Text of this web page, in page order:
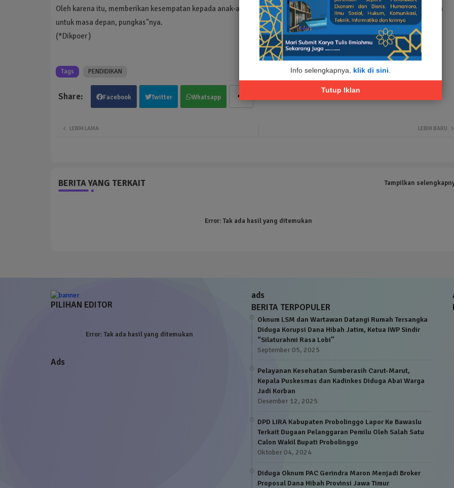
Info selengkapnya, klik di sini.
Tutup Iklan
Oleh karena itu, memberikan kesempatan kepada anak-anak belajar bahasa Inggris sejak dini adalah investasi berharga
untuk masa depan, pungkas"nya.
(*Dikpoer )
Tags PENDIDIKAN
Facebook Twitter Whatsapp
LEBIH BARU
LEBIH LAMA
BERITA YANG TERKAIT Tampilkan
Error:Tak ada hasil yang ditemukan
PILIHAN EDITOR
Error:Tak ada hasil yang ditemukan
Ads
ads
BERITA TERPOPULER
Oknum LSM dan Wartawan Datangi Rumah Tersangka
Diduga Korupsi Dana Hibah Jatim, Ketua IWP Sindir
“Silaturahmi Rasa Lobi”
September 05, 2025
Pelayanan Kesehatan Sumberasih Carut-Marut,
Kepala Puskesmas dan Kadinkes Diduga Abai Warga
Jadi Korban
Desember 12, 2025
DPD LIRA Kabupaten Probolinggo Lapor Ke Bawaslu
Terkait Dugaan Pelanggaran Pemilu Oleh Salah Satu
Calon Wakil Bupati Probolinggo
Oktober 04, 2024
Diduga Oknum PAC Gerindra Maron Menjadi Broker
Proposal Dana Hibah Provinsi Jawa Timur